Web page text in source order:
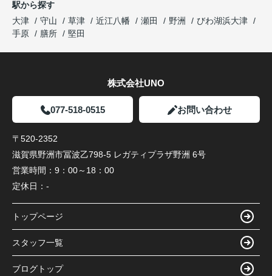
駅から探す
大津
守山 草津 近江八幡 瀬田 野洲
びわ湖浜大津
手原
膳所 堅田
株式会社UNO
077-518-0515 お問い合わせ
〒520-2352
滋賀県野洲市冨波乙798-5 レガティプラザ野洲 6号
営業時間： 9：00～18：00
定休日： -
トップページ
スタッフ一覧
ブログトップ